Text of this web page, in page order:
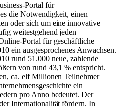
Portal für
die Notwendigkeit, einen
oder sich um eine innovative
weitestgehend jeden
Portal für geschäftliche
ein ausgesprochenes Anwachsen.
rund 51.000 neue, zahlende
von rund 43,1 % entspricht.
ca. elf Millionen Teilnehmer
ein
pro Anno bedeutet. Der
Internationalität fördern. In